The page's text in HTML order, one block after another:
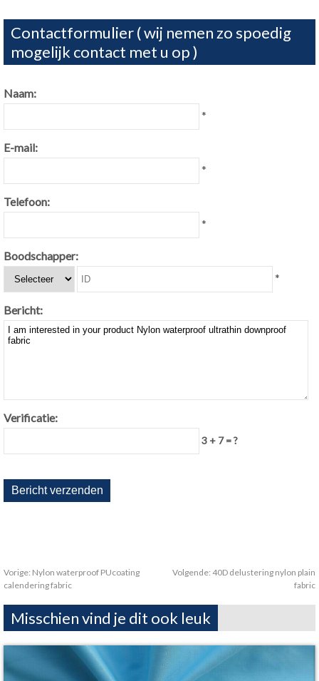
Contactformulier ( wij nemen zo spoedig
mogelijk contact met u op )
Naam:
*
E-mail:
*
Telefoon:
*
Boodschapper:
*
Bericht:
Verificatie:
3 + 7 = ?
Vorige: Nylon waterproof PUcoating
calendering fabric
Volgende: 40D delustering nylon plain
fabric
Misschien vind je dit ook leuk